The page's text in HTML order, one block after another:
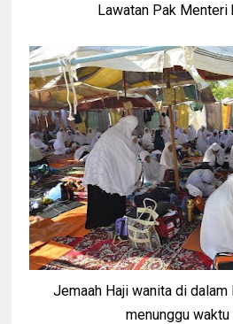
Lawatan Pak Menteri
Jemaah Haji wanita di dalam
menunggu waktu